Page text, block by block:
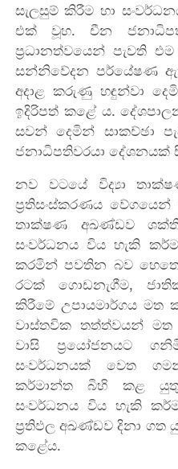
සැලසුම් කිරීම හා
එක් වූහ. චීන
ප්‍රධානත්වයෙන් පැවති
සන්නිවේදන පර්යේෂණ
අදාළ කරුණු හඳුන්වා
ඉදිරිපත් කළේ ය.
සවන් දෙමින් සාකච්ඡා
ජනාධිපතිවරයා දේශනයක්
නව වටයේ විද්‍යා
ප්‍රතිසංස්කරණය
තාක්ෂණ අඛණ්ඩව
සංවර්ධනය විය හැකි
කරමින් පවතින බව
රටක් ගොඩනැගීම,
කිරීමේ උපායමාර්ගය
වාස්තවික තත්ත්වයන් මත
වාසි ප්‍රයෝජනයට
සංවර්ධනයක් වෙත
කර්මාන්ත බිහි කළ
සංවර්ධනය විය හැකි
ප්‍රතිඵල අඛණ්ඩව දිනා ගත
කළේය.